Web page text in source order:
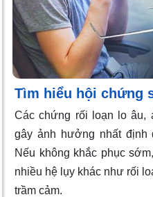
Tìm hiểu hội chứng
Các chứng rối loạn lo âu,
gây ảnh hưởng nhất định
Nếu không khắc phục
nhiều hệ lụy khác như rối
trầm cảm.